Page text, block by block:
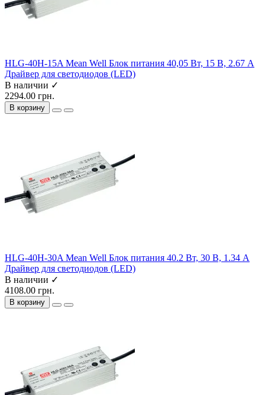
HLG-40H-15A Mean Well Блок питания 40,05 Вт, 15 В, 2.67 А
Драйвер для светодиодов (LED)
В наличии ✓
2294.00 грн.
В корзину
HLG-40H-30A Mean Well Блок питания 40.2 Вт, 30 В, 1.34 А
Драйвер для светодиодов (LED)
В наличии ✓
4108.00 грн.
В корзину